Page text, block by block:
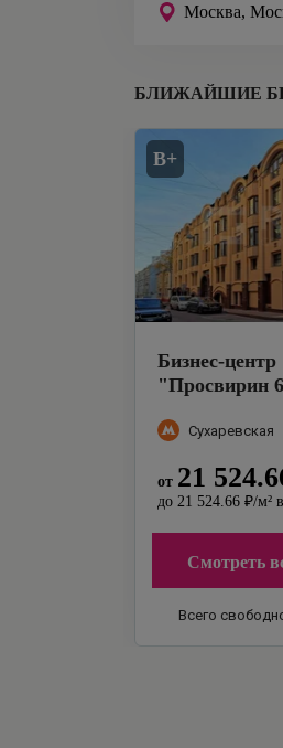
Москва,
БЛИЖАЙШИЕ
B+
Бизнес-центр
"Просвирин 6
Сухаревская
от 21
до 21 524.66 ₽/м²
Смотреть
Всего